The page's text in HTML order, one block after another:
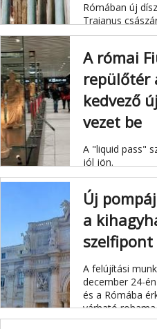
Rómában új
Traianus
A római
repülőtér
kedvező
vezet be
A "liquid pass"
jól jön.
Új
a
szelfipont
A felújítási
december 24-
és a Rómába
várható rohama.